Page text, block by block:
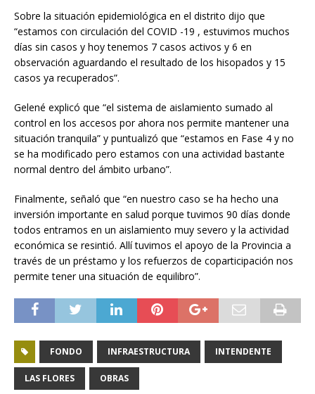
Sobre la situación epidemiológica en el distrito dijo que
“estamos con circulación del COVID -19 , estuvimos muchos
días sin casos y hoy tenemos 7 casos activos y 6 en
observación aguardando el resultado de los hisopados y 15
casos ya recuperados”.
Gelené explicó que “el sistema de aislamiento sumado al
control en los accesos por ahora nos permite mantener una
situación tranquila” y puntualizó que “estamos en Fase 4 y no
se ha modificado pero estamos con una actividad bastante
normal dentro del ámbito urbano”.
Finalmente, señaló que “en nuestro caso se ha hecho una
inversión importante en salud porque tuvimos 90 días donde
todos entramos en un aislamiento muy severo y la actividad
económica se resintió. Allí tuvimos el apoyo de la Provincia a
través de un préstamo y los refuerzos de coparticipación nos
permite tener una situación de equilibro”.
FONDO INFRAESTRUCTURA INTENDENTE
LAS FLORES OBRAS